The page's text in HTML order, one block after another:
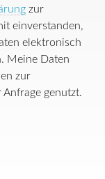
zur
einverstanden,
elektronisch
Meine Daten
zur
genutzt.